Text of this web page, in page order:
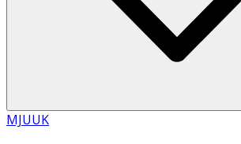
MJUUK